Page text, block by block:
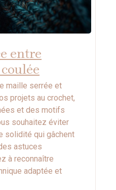
entre
maille serrée et
projets au crochet,
et des motifs
souhaitez éviter
solidité qui gâchent
astuces
à reconnaître
adaptée et